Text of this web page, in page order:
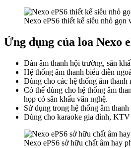
Nexo ePS6 thiết kế siêu nhỏ
Ứng dụng của loa Nexo
Dàn âm thanh hội trường, sân
Hệ thống âm thanh biểu diễn
Dùng cho các hệ thống âm thanh
Có thể dùng cho hệ thống âm
họp có sân khấu văn nghệ.
Sử dụng trong hệ thống âm
Dùng cho karaoke gia đình, KTV
Nexo ePS6 sở hữu chất âm hay